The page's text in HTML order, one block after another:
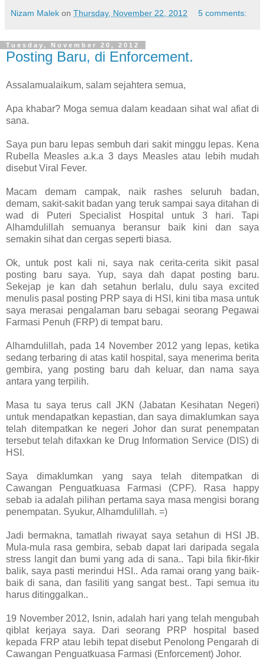
Nizam Malek on Thursday, November 22, 2012 5 comments:
Tuesday, November 20, 2012
Posting Baru, di Enforcement.
Assalamualaikum, salam sejahtera semua,
Apa khabar? Moga semua dalam keadaan sihat wal afiat di
sana.
Saya pun baru lepas sembuh dari sakit minggu lepas. Kena
Rubella Measles a.k.a 3 days Measles atau lebih mudah
disebut Viral Fever.
Macam demam campak, naik rashes seluruh badan,
demam, sakit-sakit badan yang teruk sampai saya ditahan di
wad di Puteri Specialist Hospital untuk 3 hari. Tapi
Alhamdulillah semuanya beransur baik kini dan saya
semakin sihat dan cergas seperti biasa.
Ok, untuk post kali ni, saya nak cerita-cerita sikit pasal
posting baru saya. Yup, saya dah dapat posting baru.
Sekejap je kan dah setahun berlalu, dulu saya excited
menulis pasal posting PRP saya di HSI, kini tiba masa untuk
saya merasai pengalaman baru sebagai seorang Pegawai
Farmasi Penuh (FRP) di tempat baru.
Alhamdulillah, pada 14 November 2012 yang lepas, ketika
sedang terbaring di atas katil hospital, saya menerima berita
gembira, yang posting baru dah keluar, dan nama saya
antara yang terpilih.
Masa tu saya terus call JKN (Jabatan Kesihatan Negeri)
untuk mendapatkan kepastian, dan saya dimaklumkan saya
telah ditempatkan ke negeri Johor dan surat penempatan
tersebut telah difaxkan ke Drug Information Service (DIS) di
HSI.
Saya dimaklumkan yang saya telah ditempatkan di
Cawangan Penguatkuasa Farmasi (CPF). Rasa happy
sebab ia adalah pilihan pertama saya masa mengisi borang
penempatan. Syukur, Alhamdulillah. =)
Jadi bermakna, tamatlah riwayat saya setahun di HSI JB.
Mula-mula rasa gembira, sebab dapat lari daripada segala
stress langit dan bumi yang ada di sana.. Tapi bila fikir-fikir
balik, saya pasti merindui HSI.. Ada ramai orang yang baik-
baik di sana, dan fasiliti yang sangat best.. Tapi semua itu
harus ditinggalkan..
19 November 2012, Isnin, adalah hari yang telah mengubah
qiblat kerjaya saya. Dari seorang PRP hospital based
kepada FRP atau lebih tepat disebut Penolong Pengarah di
Cawangan Penguatkuasa Farmasi (Enforcement) Johor.